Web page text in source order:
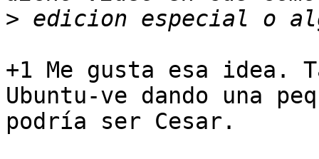
>
+1 Me gusta esa idea.
Ubuntu-ve dando una
podría ser Cesar.